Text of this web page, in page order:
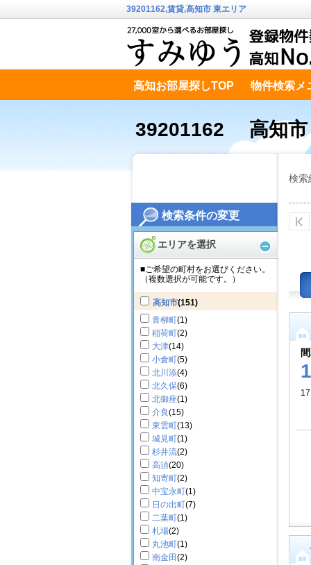
検索条件の変更
エリアを選択
■ご希望の町村をお選びください。
（複数選択が可能です。）
高知市(151)
青柳町(1)
稲荷町(2)
大津(14)
小倉町(5)
北川添(4)
北久保(6)
北御座(1)
介良(15)
東雲町(13)
城見町(1)
杉井流(2)
高須(20)
知寄町(2)
中宝永町(1)
日の出町(7)
二葉町(1)
札場(2)
丸池町(1)
南金田(2)
39201162,賃貸,高知市 東エリア
高知お部屋探しTOP 物件検索メ
テキストデータ
39201162 高知市
検索